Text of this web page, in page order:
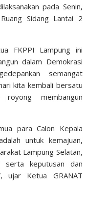
pada Senin,
Sidang Lantai 2
FKPPI Lampung ini
dalam Demokrasi
semangat
kita kembali bersatu
membangun
para Calon Kepala
untuk kemajuan,
Lampung Selatan,
serta keputusan dan
ujar Ketua GRANAT